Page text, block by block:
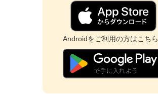
Androidをご利用の方はこちら